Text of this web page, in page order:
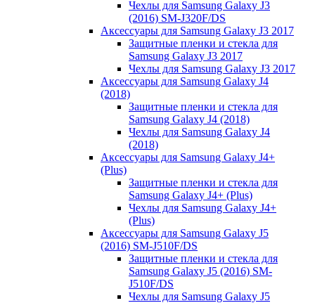
Чехлы для Samsung Galaxy J3
(2016) SM-J320F/DS
Аксессуары для Samsung Galaxy J3 2017
Защитные пленки и стекла для
Samsung Galaxy J3 2017
Чехлы для Samsung Galaxy J3 2017
Аксессуары для Samsung Galaxy J4
(2018)
Защитные пленки и стекла для
Samsung Galaxy J4 (2018)
Чехлы для Samsung Galaxy J4
(2018)
Аксессуары для Samsung Galaxy J4+
(Plus)
Защитные пленки и стекла для
Samsung Galaxy J4+ (Plus)
Чехлы для Samsung Galaxy J4+
(Plus)
Аксессуары для Samsung Galaxy J5
(2016) SM-J510F/DS
Защитные пленки и стекла для
Samsung Galaxy J5 (2016) SM-
J510F/DS
Чехлы для Samsung Galaxy J5